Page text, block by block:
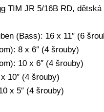
TIM JR 5/16B RD,
(Bass): 16 x 11″ (6
8 x 6″ (4 šrouby)
10 x 6″ (4 šrouby)
10″ (4 šrouby)
x 5″ (4 šrouby)